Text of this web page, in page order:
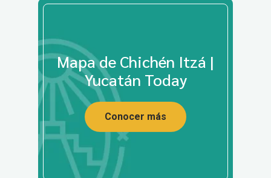
Mapa de Chichén Itzá |
Yucatán Today
Conocer más